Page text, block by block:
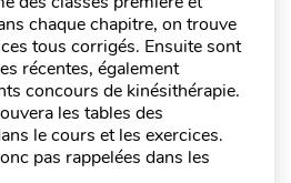
chaque chapitre, on trouve
tous corrigés. Ensuite sont
récentes, également
concours de kinésithérapie.
les tables des
le cours et les exercices.
pas rappelées dans les